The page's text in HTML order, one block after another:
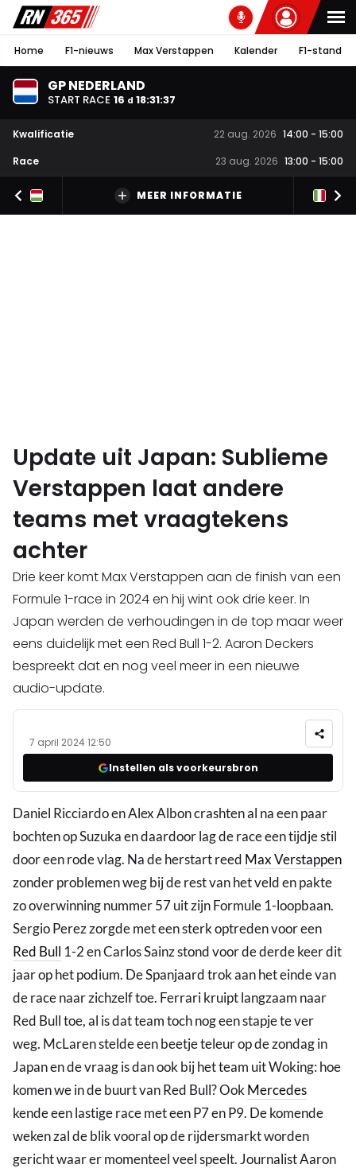
Home F1-nieuws Max Verstappen Kalender F1-stand
GP NEDERLAND
START RACE 16 d 18:31:36
Kwalificatie 22 aug. 2026 14:00 - 15:00
Race
23 aug. 2026 13:00 - 15:00
MEER INFORMATIE
Update uit Japan: Sublieme
Verstappen laat andere
teams met vraagtekens
achter
Drie keer komt Max Verstappen aan de finish van een
Formule 1-race in 2024 en hij wint ook drie keer. In
Japan werden de verhoudingen in de top maar weer
eens duidelijk met een Red Bull 1-2. Aaron Deckers
bespreekt dat en nog veel meer in een nieuwe
audio-update.
7 april 2024 12:50
Instellen als voorkeursbron
Daniel Ricciardo en Alex Albon crashten al na een paar
bochten op Suzuka en daardoor lag de race een tijdje stil
door een rode vlag. Na de herstart reed Max Verstappen
zonder problemen weg bij de rest van het veld en pakte
zo overwinning nummer 57 uit zijn Formule 1-loopbaan.
Sergio Perez zorgde met een sterk optreden voor een
Red Bull 1-2 en Carlos Sainz stond voor de derde keer dit
jaar op het podium. De Spanjaard trok aan het einde van
de race naar zichzelf toe. Ferrari kruipt langzaam naar
Red Bull toe, al is dat team toch nog een stapje te ver
weg. McLaren stelde een beetje teleur op de zondag in
Japan en de vraag is dan ook bij het team uit Woking: hoe
komen we in de buurt van Red Bull? OokMercedes
kende een lastige race met een P7 en P9. De komende
weken zal de blik vooral op de rijdersmarkt worden
gericht waar er momenteel veel speelt. Journalist Aaron